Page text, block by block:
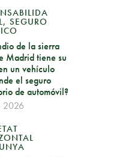
SEGURO
de la sierra
Madrid tiene su
un vehículo
el seguro
de automóvil?
2026